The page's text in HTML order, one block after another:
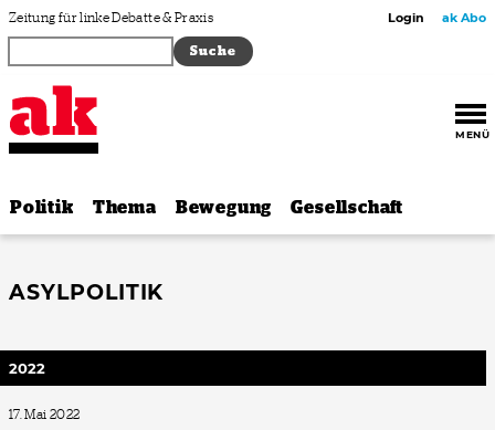
Zum Inhalt springen
Zeitung für linke Debatte & Praxis Login ak Abo
MENÜ
Politik Thema Bewegung Gesellschaft
ASYLPOLITIK
2022
17. Mai 2022